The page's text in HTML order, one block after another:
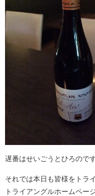
遅番はせいごうとひろので
それでは本日も皆様をトラ
トライアングルホームペー